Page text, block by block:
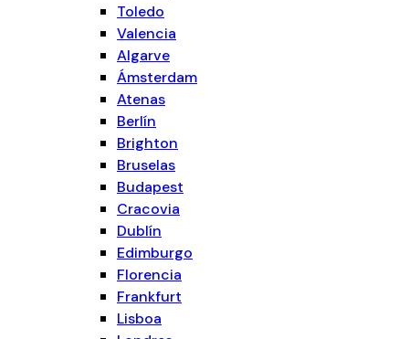
Toledo
Valencia
Algarve
Ámsterdam
Atenas
Berlín
Brighton
Bruselas
Budapest
Cracovia
Dublín
Edimburgo
Florencia
Frankfurt
Lisboa